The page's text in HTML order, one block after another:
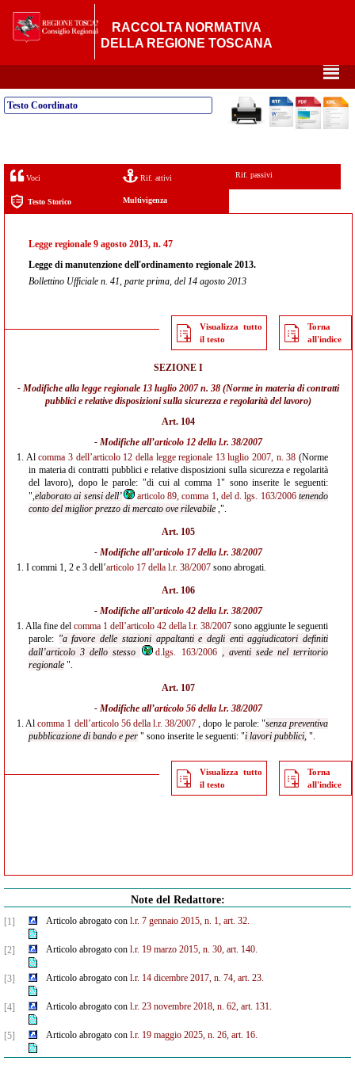
RACCOLTA NORMATIVA
DELLA REGIONE TOSCANA
²
Testo Coordinato
Voci Rif. attivi Rif. passivi
Testo Storico Multivigenza
Legge regionale 9 agosto 2013, n. 47
Legge di manutenzione dell'ordinamento regionale 2013.
Bollettino Ufficiale n. 41, parte prima, del 14 agosto 2013
Visualizza tutto
il testo
Torna
all'indice
SEZIONE I
- Modifiche alla legge regionale 13 luglio 2007 n. 38 (Norme in materia di contratti
pubblici e relative disposizioni sulla sicurezza e regolarità del lavoro)
Art. 104
- Modifiche all’articolo 12 della l.r. 38/2007
1. Alcomma 3 dell’articolo 12 della legge regionale 13 luglio 2007, n. 38 (Norme
in materia di contratti pubblici e relative disposizioni sulla sicurezza e regolarità
del lavoro), dopo le parole: "di cui al comma 1" sono inserite le seguenti:
",elaborato ai sensi dell’ articolo 89, comma 1, del d. lgs. 163/2006 tenendo
conto del miglior prezzo di mercato ove rilevabile ,".
Art. 105
- Modifiche all’articolo 17 della l.r. 38/2007
1. I commi 1, 2 e 3 dell’articolo 17 della l.r. 38/2007 sono abrogati.
Art. 106
- Modifiche all’articolo 42 della l.r. 38/2007
1. Alla fine del comma 1 dell’articolo 42 della l.r. 38/2007 sono aggiunte le seguenti
parole: "a favore delle stazioni appaltanti e degli enti aggiudicatori definiti
dall’articolo 3 dello stesso
d.lgs. 163/2006 , aventi sede nel territorio
regionale ".
Art. 107
- Modifiche all’articolo 56 della l.r. 38/2007
1. Alcomma 1 dell’articolo 56 della l.r. 38/2007 , dopo le parole: "senza preventiva
pubblicazione di bando e per " sono inserite le seguenti: "i lavori pubblici, ".
Visualizza tutto
il testo
Torna
all'indice
Note del Redattore:
[1] Articolo abrogato con l.r. 7 gennaio 2015, n. 1, art. 32.
[2] Articolo abrogato con l.r. 19 marzo 2015, n. 30, art. 140.
[3] Articolo abrogato con l.r. 14 dicembre 2017, n. 74, art. 23.
[4] Articolo abrogato con l.r. 23 novembre 2018, n. 62, art. 131.
[5] Articolo abrogato con l.r. 19 maggio 2025, n. 26, art. 16.